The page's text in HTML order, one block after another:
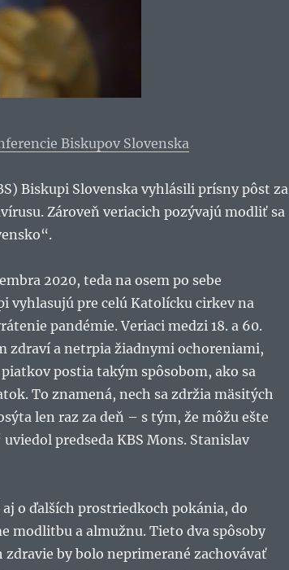
Biskupov Slovenska
Biskupi Slovenska vyhlásili prísny pôst za
Zároveň veriacich pozývajú modliť sa
2020, teda na osem po sebe
vyhlasujú pre celú Katolícku cirkev na
pandémie. Veriaci medzi 18. a 60.
zdraví a netrpia žiadnymi ochoreniami,
postia takým spôsobom, ako sa
To znamená, nech sa zdržia mäsitých
len raz za deň – s tým, že môžu ešte
predseda KBS Mons. Stanislav
o ďalších prostriedkoch pokánia, do
modlitbu a almužnu. Tieto dva spôsoby
by bolo neprimerané zachovávať